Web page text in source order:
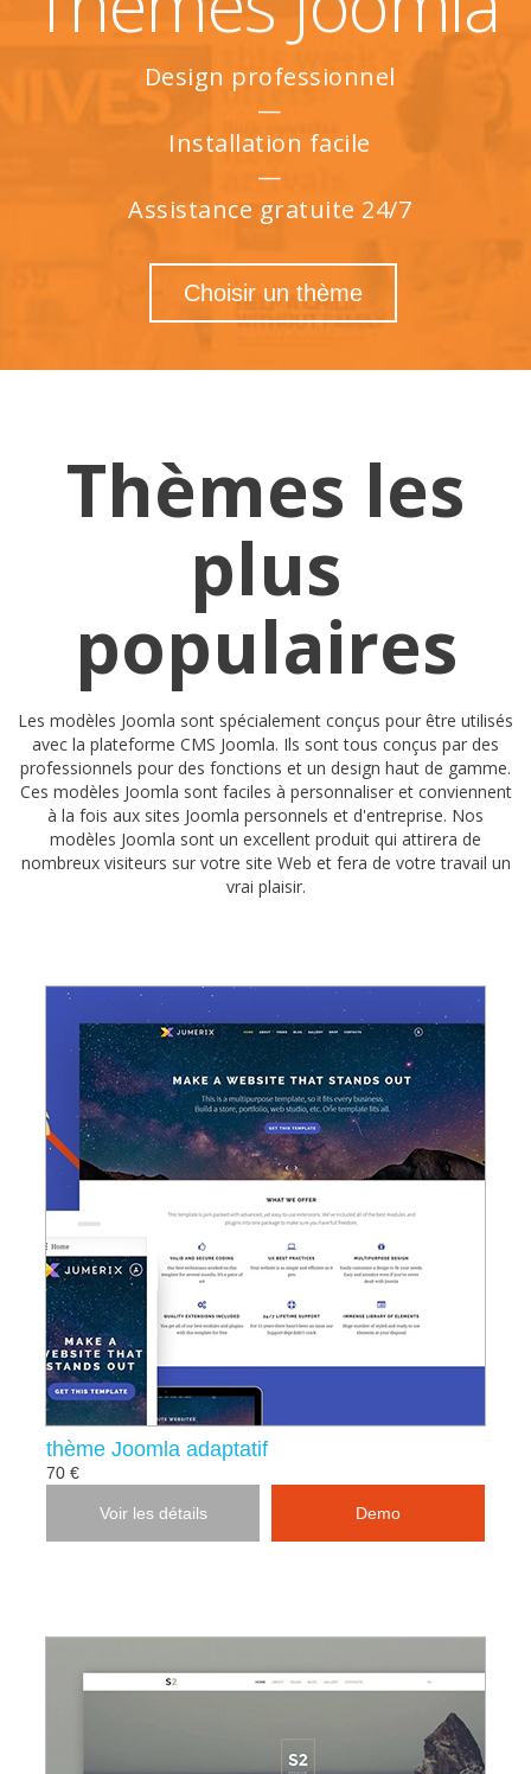
Design professionnel
Installation facile
Assistance gratuite 24/7
Choisir un thème
Thèmes les
plus
populaires
Les modèles Joomla sont spécialement conçus pour être utilisés
avec la plateforme CMS Joomla. Ils sont tous conçus par des
professionnels pour des fonctions et un design haut de gamme.
Ces modèles Joomla sont faciles à personnaliser et conviennent
à la fois aux sites Joomla personnels et d'entreprise. Nos
modèles Joomla sont un excellent produit qui attirera de
nombreux visiteurs sur votre site Web et fera de votre travail un
vrai plaisir.
thème Joomla adaptatif
70 €
Voir les détails Demo